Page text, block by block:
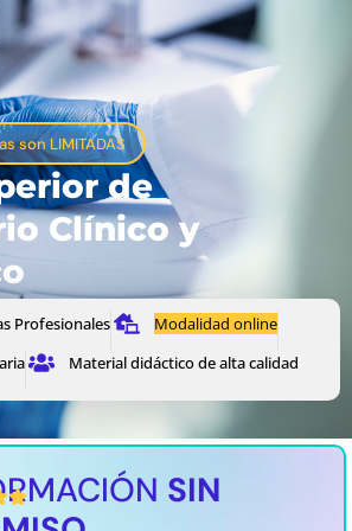
son LIMITADAS
de
Clínico y
Profesionales
Modalidad online
Material didáctico de alta calidad
SIN
4,7 / 41 valoración media